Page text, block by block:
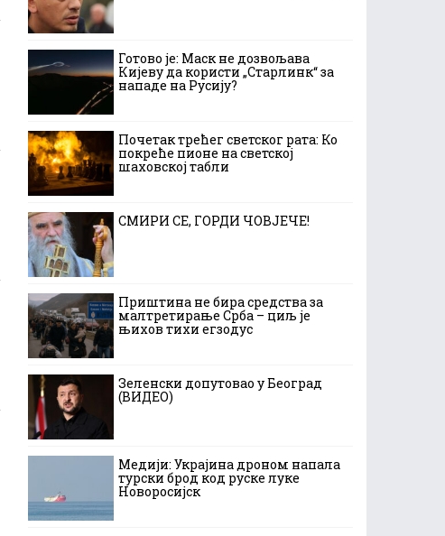
Готово је: Маск не дозвољава
Кијеву да користи „Старлинк“ за
нападе на Русију?
Почетак трећег светског рата: Ко
покреће пионе на светској
шаховској табли
СМИРИ СЕ, ГОРДИ ЧОВЈЕЧЕ!
Приштина не бира средства за
малтретирање Срба – циљ је
њихов тихи егзодус
Зеленски допутовао у Београд
(ВИДЕО)
Медији: Украјина дроном напала
турски брод код руске луке
Новоросијск